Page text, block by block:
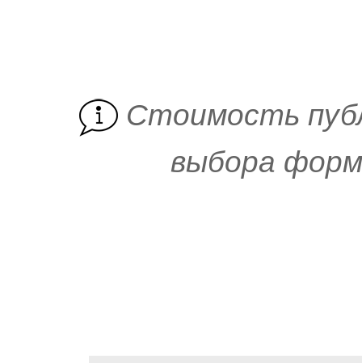
Cтоимость
выбора